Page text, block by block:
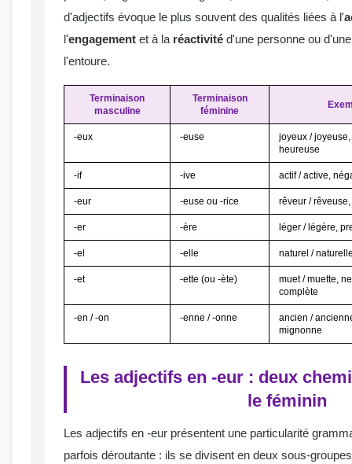
d'adjectifs évoque le plus souvent des qualités liées à l'
l'engagement et à la réactivité d'une personne ou
l'entoure.
Terminaison
masculine
Terminaison
féminine
-eux -euse
joyeux /
heureuse
-if -ive actif / active,
-eur -euse ou -rice rêveur /
-er -ère léger / légère,
-el -elle naturel /
-et -ette (ou -ète)
muet / muette,
complète
-en / -on -enne / -onne
ancien /
mignonne
Les adjectifs en -eur : deux
le féminin
Les adjectifs en -eur présentent une particularité
parfois déroutante : ils se divisent en deux sous-